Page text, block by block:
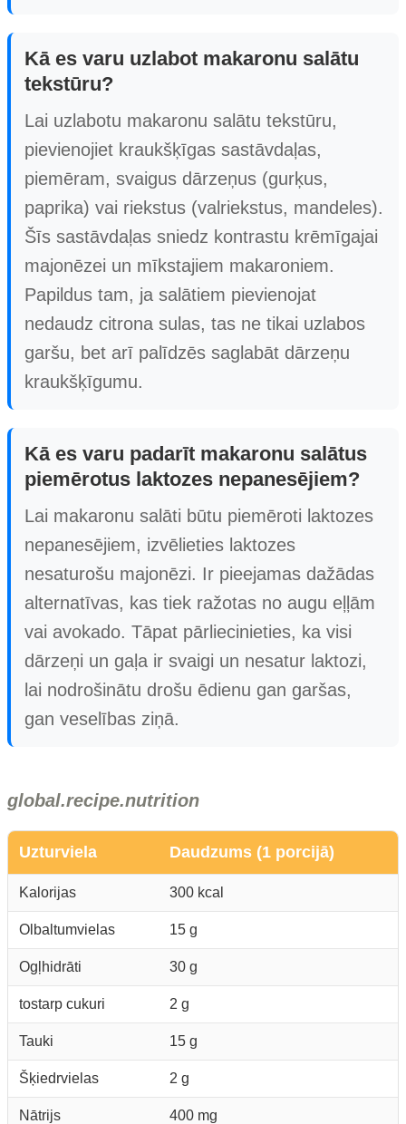
Kā es varu uzlabot makaronu salātu
tekstūru?
Lai uzlabotu makaronu salātu tekstūru,
pievienojiet kraukšķīgas sastāvdaļas,
piemēram, svaigus dārzeņus (gurķus,
paprika) vai riekstus (valriekstus, mandeles).
Šīs sastāvdaļas sniedz kontrastu krēmīgajai
majonēzei un mīkstajiem makaroniem.
Papildus tam, ja salātiem pievienojat
nedaudz citrona sulas, tas ne tikai uzlabos
garšu, bet arī palīdzēs saglabāt dārzeņu
kraukšķīgumu.
Kā es varu padarīt makaronu salātus
piemērotus laktozes nepanesējiem?
Lai makaronu salāti būtu piemēroti laktozes
nepanesējiem, izvēlieties laktozes
nesaturošu majonēzi. Ir pieejamas dažādas
alternatīvas, kas tiek ražotas no augu eļļām
vai avokado. Tāpat pārliecinieties, ka visi
dārzeņi un gaļa ir svaigi un nesatur laktozi,
lai nodrošinātu drošu ēdienu gan garšas,
gan veselības ziņā.
global.recipe.nutrition
Uzturviela Daudzums (1 porcijā)
Kalorijas 300 kcal
Olbaltumvielas 15 g
Ogļhidrāti 30 g
tostarp cukuri 2 g
Tauki 15 g
Šķiedrvielas 2 g
Nātrijs 400 mg